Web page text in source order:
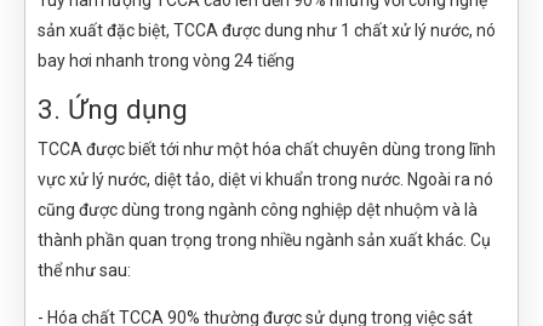
sản xuất đặc biệt, TCCA được dung như 1 chất xử lý nước, nó
bay hơi nhanh trong vòng 24 tiếng
3. Ứng dụng
TCCA được biết tới như một hóa chất chuyên dùng trong lĩnh
vực xử lý nước, diệt tảo, diệt vi khuẩn trong nước. Ngoài ra nó
cũng được dùng trong ngành công nghiệp dệt nhuộm và là
thành phần quan trọng trong nhiều ngành sản xuất khác. Cụ
thể như sau:
- Hóa chất TCCA 90% thường được sử dụng trong việc sát